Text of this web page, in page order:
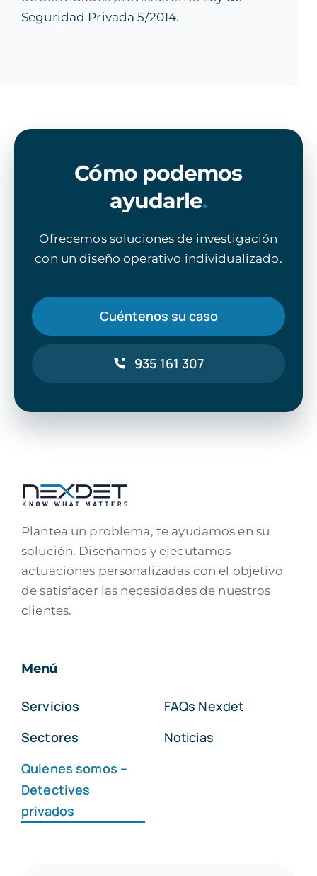
Seguridad Privada 5/2014.
Cómo podemos
ayudarle.
Ofrecemos soluciones de investigación
con un diseño operativo individualizado.
Cuéntenos su caso
935 161 307
Plantea un problema, te ayudamos en su
solución. Diseñamos y ejecutamos
actuaciones personalizadas con el objetivo
de satisfacer las necesidades de nuestros
clientes.
Menú
Servicios
Sectores
Quienes somos –
Detectives
privados
FAQs Nexdet
Noticias